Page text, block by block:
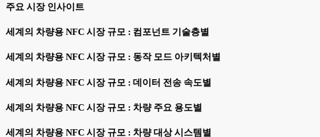
주요 시장 인사이트
세계의 차량용 NFC 시장 규모 : 컴포넌트 기술층별
세계의 차량용 NFC 시장 규모 : 동작 모드 아키텍처별
세계의 차량용 NFC 시장 규모 : 데이터 전송 속도별
세계의 차량용 NFC 시장 규모 : 차량 주요 용도별
세계의 차량용 NFC 시장 규모 : 차량 대상 시스템별